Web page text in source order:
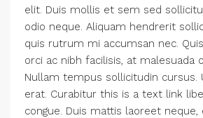
elit. Duis mollis et sem sed
odio neque. Aliquam hendrerit
quis rutrum mi accumsan nec.
orci ac nibh facilisis, at malesuada
Nullam tempus sollicitudin cursus.
erat. Curabitur this is a text link
congue. Duis mattis laoreet neque,